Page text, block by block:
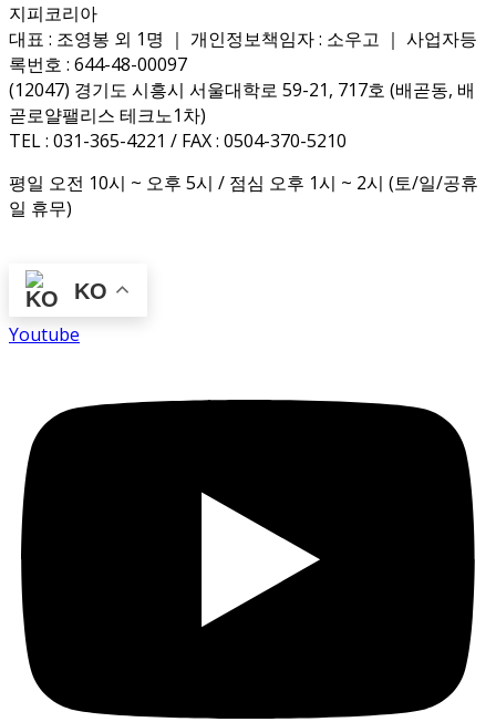
지피코리아
대표 : 조영봉 외 1명 ｜ 개인정보책임자 : 소우고 ｜ 사업자등
록번호 : 644-48-00097
(12047) 경기도 시흥시 서울대학로 59-21, 717호 (배곧동, 배
곧로얄팰리스 테크노1차)
TEL : 031-365-4221 / FAX : 0504-370-5210
평일 오전 10시 ~ 오후 5시 / 점심 오후 1시 ~ 2시 (토/일/공휴
일 휴무)
KO
Youtube